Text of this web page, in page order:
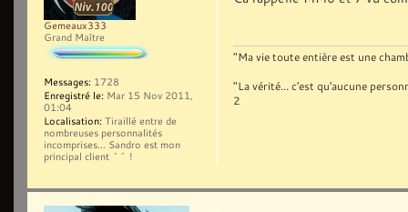
"Ma vie toute entière est une
"La vérité... c'est qu'aucune
2
Gemeaux333
Grand Maître
Messages: 1728
Enregistré le: Mar 15 Nov 2011,
01:04
Localisation: Tiraillé entre de
nombreuses personnalités
incomprises... Sandro est mon
principal client ^^ !